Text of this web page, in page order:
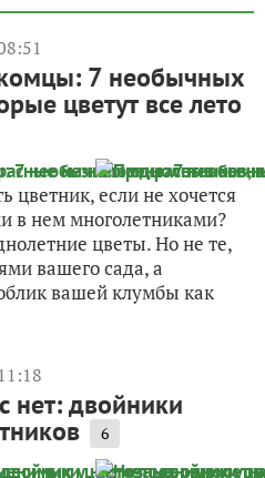
7 необычных
цветут все лето
цветник, если не хочется
в нем многолетниками?
цветы. Но не те,
вашего сада, а
вашей клумбы как
нет: двойники
6